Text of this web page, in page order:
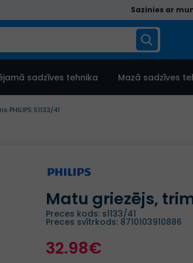
Sazinies ar
sadzīves tehnika Mazā sadzīves
S1133/41
Matu griezējs,
Preces kods: s1133/41
Preces svītrkods: 8710103910886
32.98€